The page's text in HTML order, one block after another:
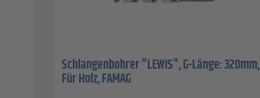
Schlangenbohrer "LEWIS", G-Länge: 320mm,
Für Holz, FAMAG